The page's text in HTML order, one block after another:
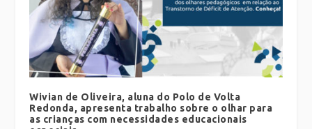
Wivian de Oliveira, aluna do Polo de Volta
Redonda, apresenta trabalho sobre o olhar para
as crianças com necessidades educacionais